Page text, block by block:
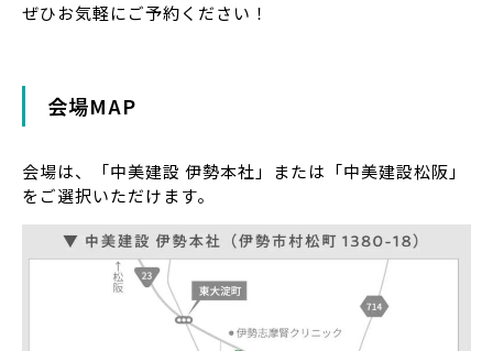
ぜひお気軽にご予約ください！
会場MAP
会場は、「中美建設 伊勢本社」または「中美建設松阪」
をご選択いただけます。